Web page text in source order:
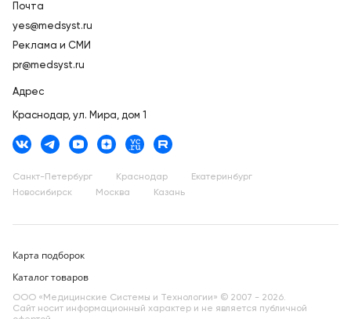
Почта
yes@medsyst.ru
Реклама и СМИ
pr@medsyst.ru
Адрес
Краснодар, ул. Мира, дом 1
Санкт-Петербург Краснодар
Екатеринбург
Новосибирск
Москва Казань
Карта подборок
Каталог товаров
ООО «Медицинские Системы и Технологии» © 2007 - 2026.
Сайт носит информационный характер и не является публичной